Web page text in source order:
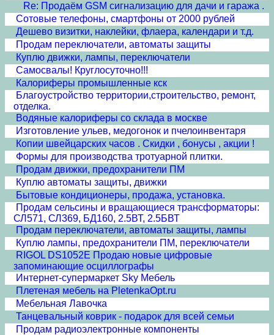
Re: Продаём GSM сигнализацию для дачи и гаража .
Сотовые телефоны, смартфоны от 2000 рублей
Дешево визитки, наклейки, флаера, календари и т.д.
Продам переключатели, автоматы защиты
Куплю движки, лампы, переключатели
Самосвалы! Круглосуточно!!!
Калориферы промышленные кск
Благоустройство территории,строительство, ремонт,
отделка.
Водяные калориферы со склада в москве
Изготовление ульев, медогонок и пчелоинвентаря
Копии швейцарских часов . Скидки , бонусы , акции !
Формы для производства тротуарной плитки.
Продам движки, предохранители ПМ
Куплю автоматы защиты, движки
Бытовые кондиционеры, продажа, установка.
Продам сельсины и врaщающиеся трансформаторы:
СЛ571, СЛ369, БД160, 2.5ВТ, 2.5БВТ
Продам переключатели, автоматы защиты, лампы
Куплю лампы, предохранители ПМ, переключатели
RIGOL DS1052E Продаю новые цифровые
запоминающие осциллографы
Интернет-супермаркет Sky Мебель
Плетеная мебель на PletenkaOpt.ru
Мебельная Лавочка
Танцевальный коврик - подарок для всей семьи
Продам радиоэлектронные компоненты